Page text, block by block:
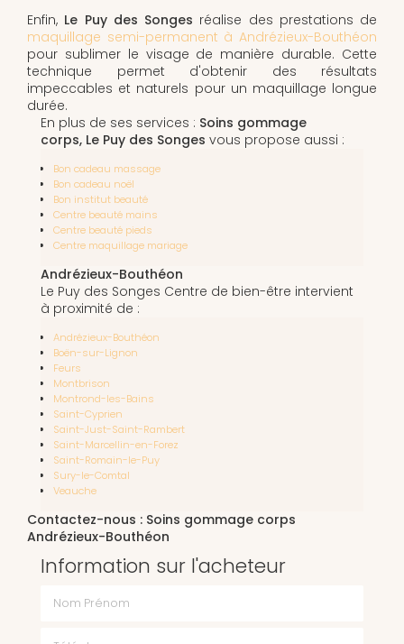
Enfin, Le Puy des Songes réalise des prestations de
maquillage semi-permanent à Andrézieux-Bouthéon
pour sublimer le visage de manière durable. Cette
technique permet d'obtenir des résultats
impeccables et naturels pour un maquillage longue
durée.
En plus de ses services : Soins gommage
corps, Le Puy des Songes vous propose aussi :
Bon cadeau massage
Bon cadeau noël
Bon institut beauté
Centre beauté mains
Centre beauté pieds
Centre maquillage mariage
Andrézieux-Bouthéon
Le Puy des Songes Centre de bien-être intervient
à proximité de :
Andrézieux-Bouthéon
Boën-sur-Lignon
Feurs
Montbrison
Montrond-les-Bains
Saint-Cyprien
Saint-Just-Saint-Rambert
Saint-Marcellin-en-Forez
Saint-Romain-le-Puy
Sury-le-Comtal
Veauche
Contactez-nous : Soins gommage corps
Andrézieux-Bouthéon
Information sur l'acheteur